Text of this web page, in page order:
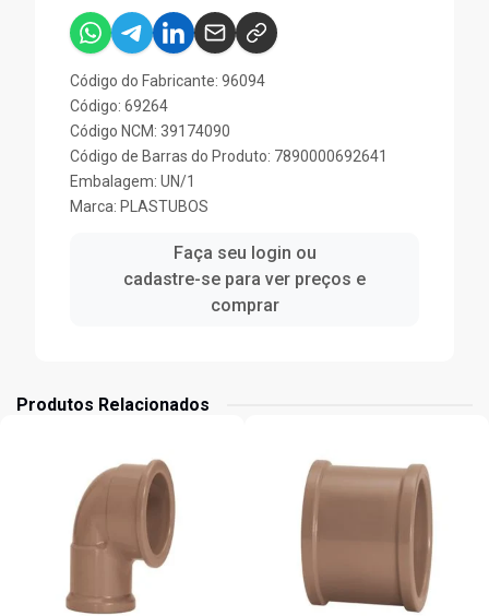
Código do Fabricante: 96094
Código: 69264
Código NCM: 39174090
Código de Barras do Produto: 7890000692641
Embalagem: UN/1
Marca: PLASTUBOS
Faça seu login ou
cadastre-se para ver preços e
comprar
Produtos Relacionados